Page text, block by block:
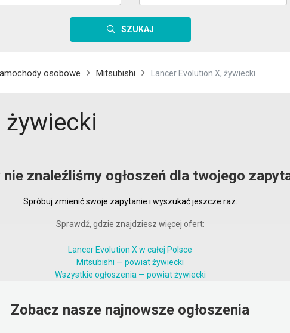
SZUKAJ
osobowe Mitsubishi Lancer Evolution X, żywiecki
żywiecki
znaleźliśmy ogłoszeń dla twojego
Spróbuj zmienić swoje zapytanie i wyszukać jeszcze raz.
Sprawdź, gdzie znajdziesz więcej ofert:
Lancer Evolution X w całej Polsce
Mitsubishi — powiat żywiecki
Wszystkie ogłoszenia — powiat żywiecki
Zobacz nasze najnowsze ogłoszenia